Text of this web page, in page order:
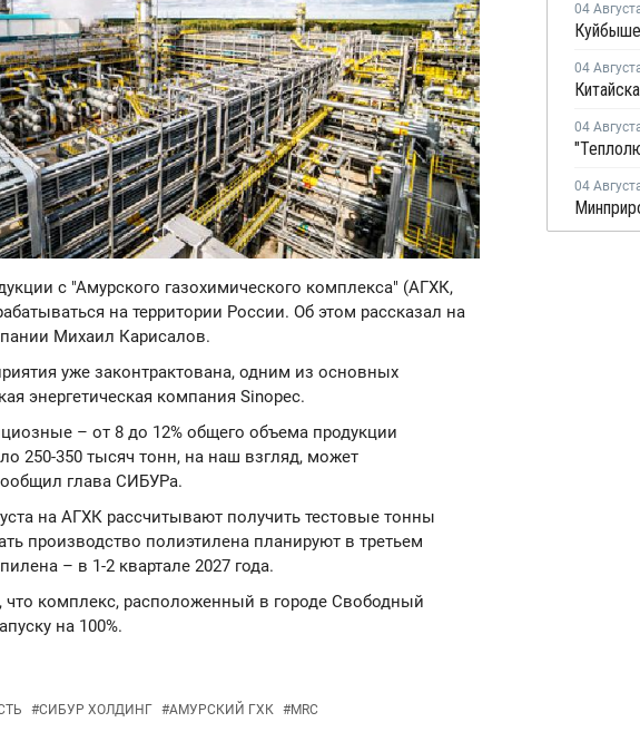
с "Амурского газохимического комплекса" (АГХК,
на территории России. Об этом рассказал на
Михаил Карисалов.
уже законтрактована, одним из основных
энергетическая компания Sinopec.
– от 8 до 12% общего объема продукции
250-350 тысяч тонн, на наш взгляд, может
глава СИБУРа.
на АГХК рассчитывают получить тестовые тонны
производство полиэтилена планируют в третьем
– в 1-2 квартале 2027 года.
что комплекс, расположенный в городе Свободный
на 100%.
#СИБУР ХОЛДИНГ #АМУРСКИЙ ГХК #MRC
04
04
04
04